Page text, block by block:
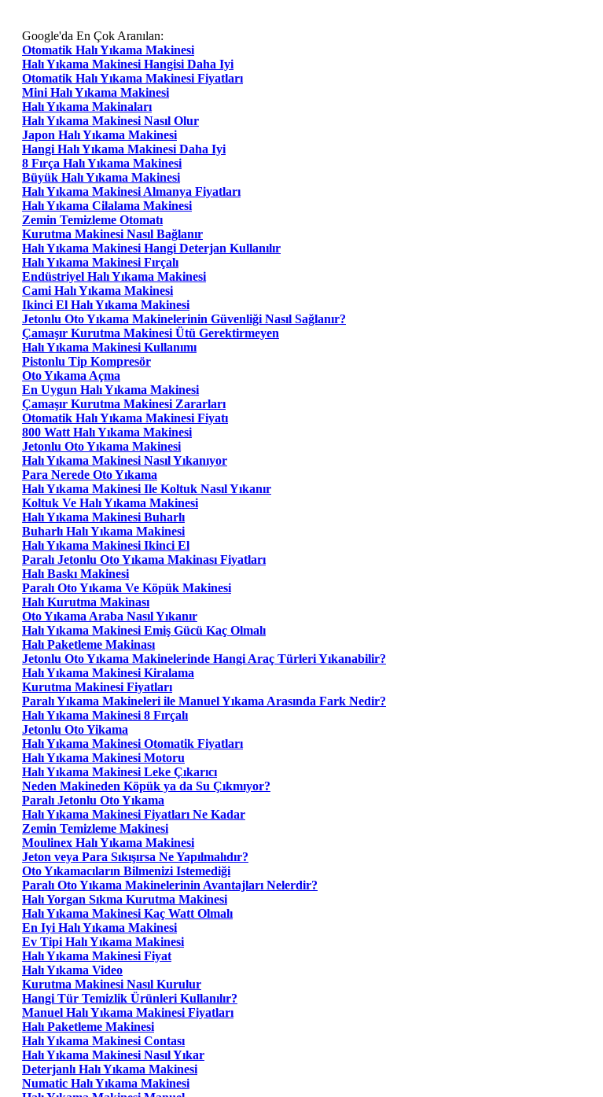
Google'da En Çok Aranılan:
Otomatik Halı Yıkama Makinesi
Halı Yıkama Makinesi Hangisi Daha Iyi
Otomatik Halı Yıkama Makinesi Fiyatları
Mini Halı Yıkama Makinesi
Halı Yıkama Makinaları
Halı Yıkama Makinesi Nasıl Olur
Japon Halı Yıkama Makinesi
Hangi Halı Yıkama Makinesi Daha Iyi
8 Fırça Halı Yıkama Makinesi
Büyük Halı Yıkama Makinesi
Halı Yıkama Makinesi Almanya Fiyatları
Halı Yıkama Cilalama Makinesi
Zemin Temizleme Otomatı
Kurutma Makinesi Nasıl Bağlanır
Halı Yıkama Makinesi Hangi Deterjan Kullanılır
Halı Yıkama Makinesi Fırçalı
Endüstriyel Halı Yıkama Makinesi
Cami Halı Yıkama Makinesi
Ikinci El Halı Yıkama Makinesi
Jetonlu Oto Yıkama Makinelerinin Güvenliği Nasıl Sağlanır?
Çamaşır Kurutma Makinesi Ütü Gerektirmeyen
Halı Yıkama Makinesi Kullanımı
Pistonlu Tip Kompresör
Oto Yıkama Açma
En Uygun Halı Yıkama Makinesi
Çamaşır Kurutma Makinesi Zararları
Otomatik Halı Yıkama Makinesi Fiyatı
800 Watt Halı Yıkama Makinesi
Jetonlu Oto Yıkama Makinesi
Halı Yıkama Makinesi Nasıl Yıkanıyor
Para Nerede Oto Yıkama
Halı Yıkama Makinesi Ile Koltuk Nasıl Yıkanır
Koltuk Ve Halı Yıkama Makinesi
Halı Yıkama Makinesi Buharlı
Buharlı Halı Yıkama Makinesi
Halı Yıkama Makinesi Ikinci El
Paralı Jetonlu Oto Yıkama Makinası Fiyatları
Halı Baskı Makinesi
Paralı Oto Yıkama Ve Köpük Makinesi
Halı Kurutma Makinası
Oto Yıkama Araba Nasıl Yıkanır
Halı Yıkama Makinesi Emiş Gücü Kaç Olmalı
Halı Paketleme Makinası
Jetonlu Oto Yıkama Makinelerinde Hangi Araç Türleri Yıkanabilir?
Halı Yıkama Makinesi Kiralama
Kurutma Makinesi Fiyatları
Paralı Yıkama Makineleri ile Manuel Yıkama Arasında Fark Nedir?
Halı Yıkama Makinesi 8 Fırçalı
Jetonlu Oto Yikama
Halı Yıkama Makinesi Otomatik Fiyatları
Halı Yıkama Makinesi Motoru
Halı Yıkama Makinesi Leke Çıkarıcı
Neden Makineden Köpük ya da Su Çıkmıyor?
Paralı Jetonlu Oto Yıkama
Halı Yıkama Makinesi Fiyatları Ne Kadar
Zemin Temizleme Makinesi
Moulinex Halı Yıkama Makinesi
Jeton veya Para Sıkışırsa Ne Yapılmalıdır?
Oto Yıkamacıların Bilmenizi Istemediği
Paralı Oto Yıkama Makinelerinin Avantajları Nelerdir?
Halı Yorgan Sıkma Kurutma Makinesi
Halı Yıkama Makinesi Kaç Watt Olmalı
En Iyi Halı Yıkama Makinesi
Ev Tipi Halı Yıkama Makinesi
Halı Yıkama Makinesi Fiyat
Halı Yıkama Video
Kurutma Makinesi Nasıl Kurulur
Hangi Tür Temizlik Ürünleri Kullanılır?
Manuel Halı Yıkama Makinesi Fiyatları
Halı Paketleme Makinesi
Halı Yıkama Makinesi Contası
Halı Yıkama Makinesi Nasıl Yıkar
Deterjanlı Halı Yıkama Makinesi
Numatic Halı Yıkama Makinesi